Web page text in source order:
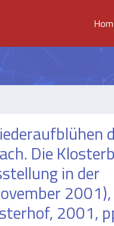
Die
in der
2001),
2001,